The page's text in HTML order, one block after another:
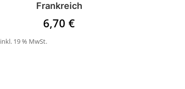
Frankreich
6,70€
inkl. 19 % MwSt.